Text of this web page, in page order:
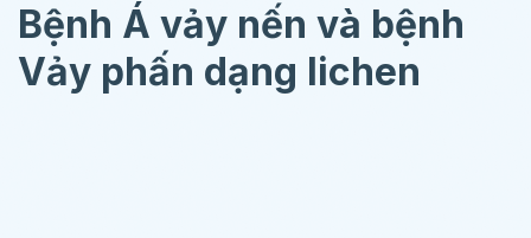
Bệnh Á vảy nến và bệnh
Vảy phấn dạng lichen